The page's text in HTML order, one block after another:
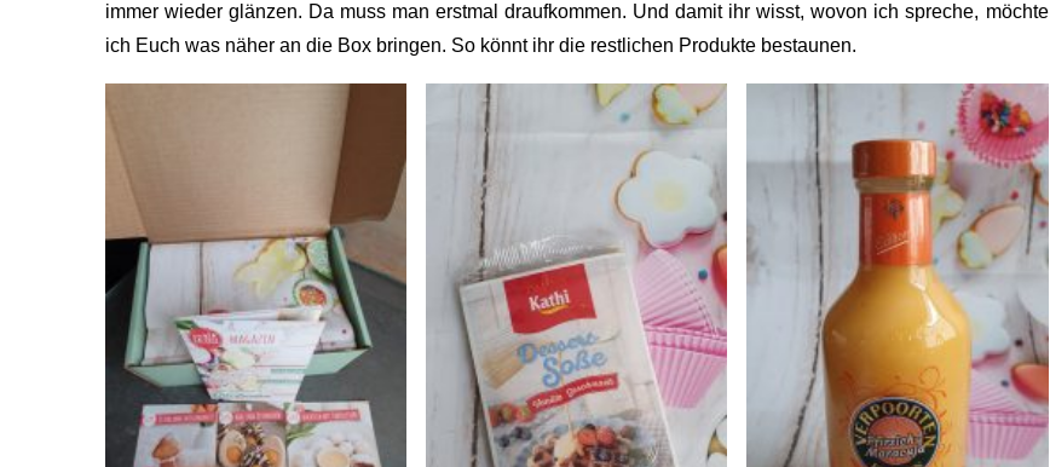
immer wieder glänzen. Da muss man erstmal draufkommen. Und damit ihr wisst, wovon ich spreche, möchte
ich Euch was näher an die Box bringen. So könnt ihr die restlichen Produkte bestaunen.